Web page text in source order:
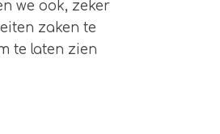
we ook, zeker
zaken te
te laten zien